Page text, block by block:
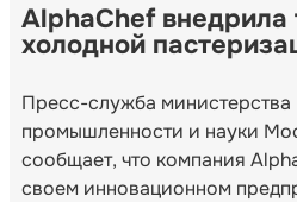
AlphaChef внедрила
холодной
Пресс-служба министерства
промышленности и науки
сообщает, что компания
своем инновационном